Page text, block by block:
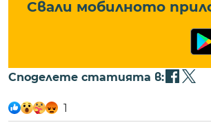
Свали мобилното
Споделете статията в:
1